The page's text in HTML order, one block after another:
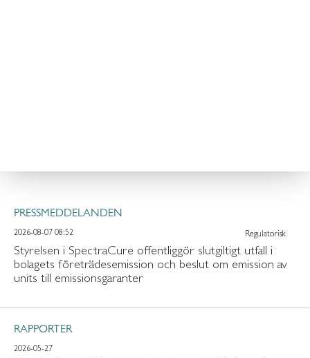
PRESSMEDDELANDEN
2026-08-07 08:52
Styrelsen i SpectraCure offentliggör slutgiltigt utfall i
bolagets företrädesemission och beslut om emission av
units till emissionsgaranter
Regulatorisk
RAPPORTER
2026-05-27